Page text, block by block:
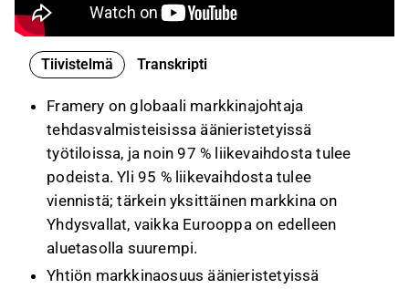
Tiivistelmä Transkripti
Framery on globaali markkinajohtaja
tehdasvalmisteisissa äänieristetyissä
työtiloissa, ja noin 97 % liikevaihdosta tulee
podeista. Yli 95 % liikevaihdosta tulee
viennistä; tärkein yksittäinen markkina on
Yhdysvallat, vaikka Eurooppa on edelleen
aluetasolla suurempi.
Yhtiön markkinaosuus äänieristetyissä